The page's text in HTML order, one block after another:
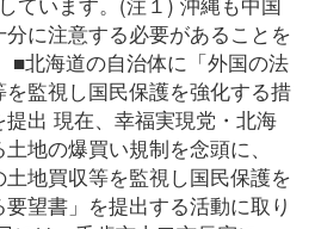
に注意する必要があることを
■北海道の自治体に「外国の法
監視し国民保護を強化する措
出 現在、幸福実現党・北海
地の爆買い規制を念頭に、
土地買収等を監視し国民保護を
望書」を提出する活動に取り